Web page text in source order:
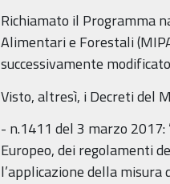
Richiamato il Programma
Alimentari e Forestali
successivamente
Visto, altresì, i Decreti del
- n.1411 del 3 marzo
Europeo, dei regolamenti
l’applicazione della